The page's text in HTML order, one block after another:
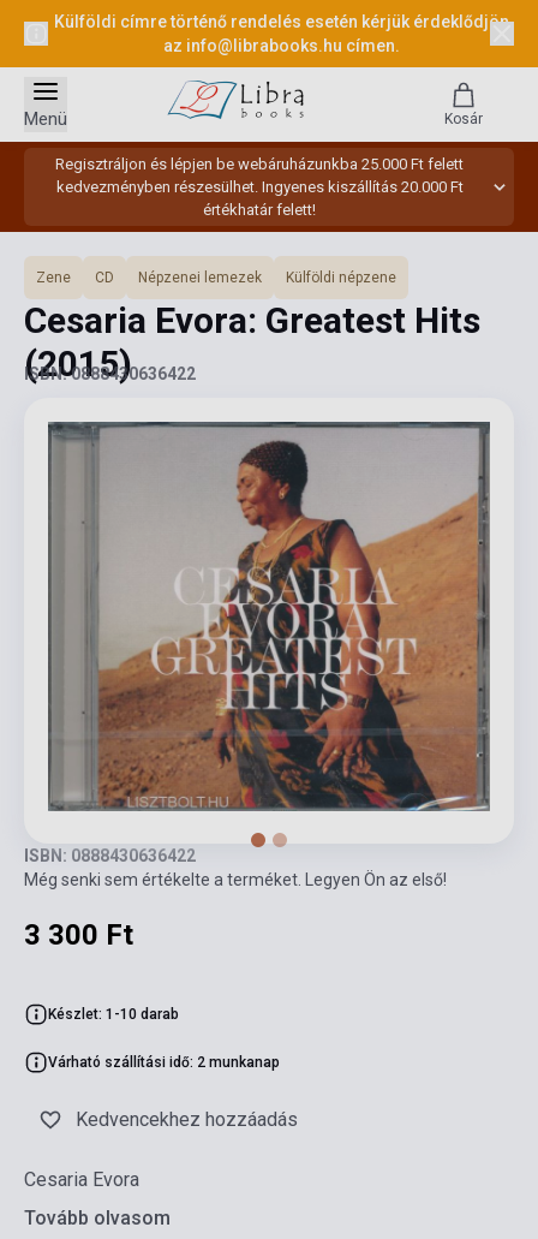
Külföldi címre történő rendelés esetén kérjük érdeklődjön
az info@librabooks.hu címen.
Regisztráljon és lépjen be webáruházunkba 25.000 Ft felett
kedvezményben részesülhet. Ingyenes kiszállítás 20.000 Ft
értékhatár felett!
Menü Kosár
Zene CD Népzenei lemezek Külföldi népzene
Cesaria Evora: Greatest Hits
(2015)
ISBN: 0888430636422
ISBN: 0888430636422
Még senki sem értékelte a terméket. Legyen Ön az első!
3 300 Ft
Készlet: 1-10 darab
Várható szállítási idő: 2 munkanap
Kedvencekhez hozzáadás
Cesaria Evora
Tovább olvasom